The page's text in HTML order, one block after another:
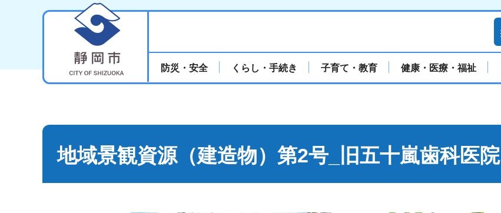
防災・安全 くらし・手続き 子育て・教育 健康・医療・福祉
地域景観資源（建造物）第2号_旧五十嵐歯科医院